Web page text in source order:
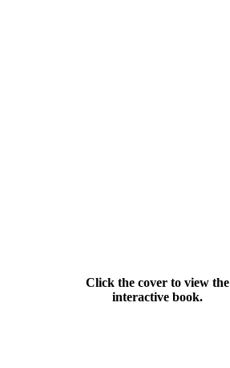
Click the cover to view the
interactive book.